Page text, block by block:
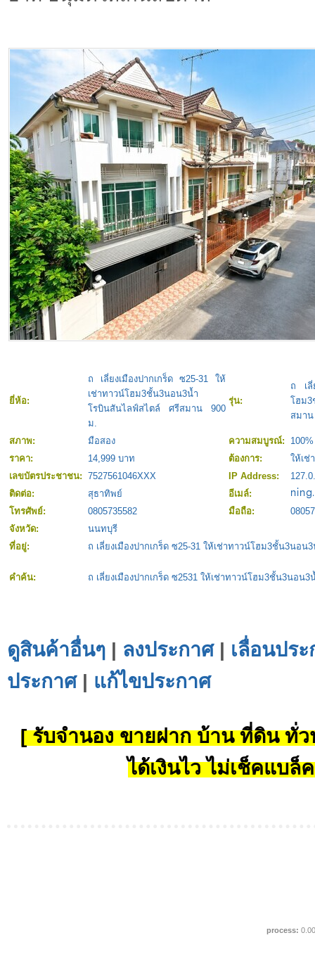
ยี่ห้อ:
ถ เลี่ยงเมืองปากเกร็ด ซ25-31 ให้
เช่าทาวน์โฮม3ชั้น3นอน3น้ำ
โรบินสันไลฟ์สไตล์ ศรีสมาน 900
ม.
รุ่น:
ถ เลี่
โฮม
สมาน
สภาพ: มือสอง ความสมบูรณ์:
100%
ราคา:
14,999 บาท ต้องการ:
ให้เช่า
เลขบัตรประชาชน: 7527561046XXX IP Address:
ติดต่อ:
สุธาทิพย์
อีเมล์:
โทรศัพย์:
0805735582 มือถือ:
จังหวัด:
นนทบุรี
ที่อยู่:
ถ เลี่ยงเมืองปากเกร็ด ซ25-31 ให้เช่าทาวน์โฮม3ชั้น3นอ
คำค้น: ถ เลี่ยงเมืองปากเกร็ด ซ2531 ให้เช่าทาวน์โฮม3ชั้น3นอ
ดูสินค้าอื่นๆ | ลงประกาศ| เลื่อนปร
ประกาศ| แก้ไขประกาศ
[ รับจำนอง ขายฝาก บ้าน ที่ดิน ทั่ว
ได้เงินไว ไม่เช็คแบล็
process: